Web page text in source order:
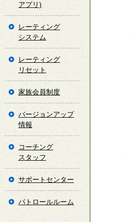
アプリ)
レーティング
システム
レーティング
リセット
家族会員制度
バージョンアップ
情報
コーチング
スタッフ
サポートセンター
パトロールルーム